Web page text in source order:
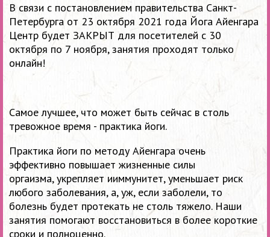
В связи с постановлением правительства Санкт-
Петербурга от 23 октября 2021 года Йога Айенгара
Центр будет ЗАКРЫТ для посетителей с 30
октября по 7 ноября, занятия проходят только
онлайн!
Самое лучшее, что может быть сейчас в столь
тревожное время - практика йоги.
Практика йоги по методу Айенгара очень
эффективно повышает жизненные силы
оргаизма,укрепляет ииммунитет, уменьшает риск
любого заболевания, а, уж, если заболели, то
болезнь будет протекать не столь тяжело. Наши
занятия помогают восстановиться в более короткие
сроки и полноценно.